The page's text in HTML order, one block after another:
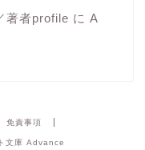
著者profile に A
免責事項
文庫 Advance